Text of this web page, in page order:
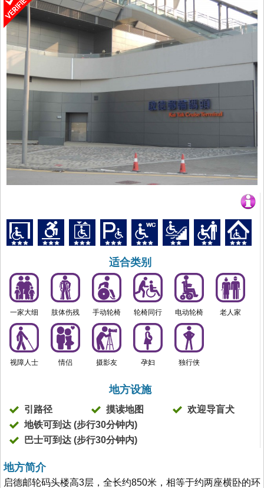
适合类别
一家大细 肢体伤残 手动轮椅 轮椅同行 电动轮椅 老人家
视障人士 情侣 摄影友 孕妇 独行侠
地方设施
引路径 摸读地图
欢迎导盲犬
地铁可到达 (步行30分钟内)
巴士可到达 (步行30分钟内)
地方简介
启德邮轮码头楼高3层，全长约850米，相等于约两座横卧的环